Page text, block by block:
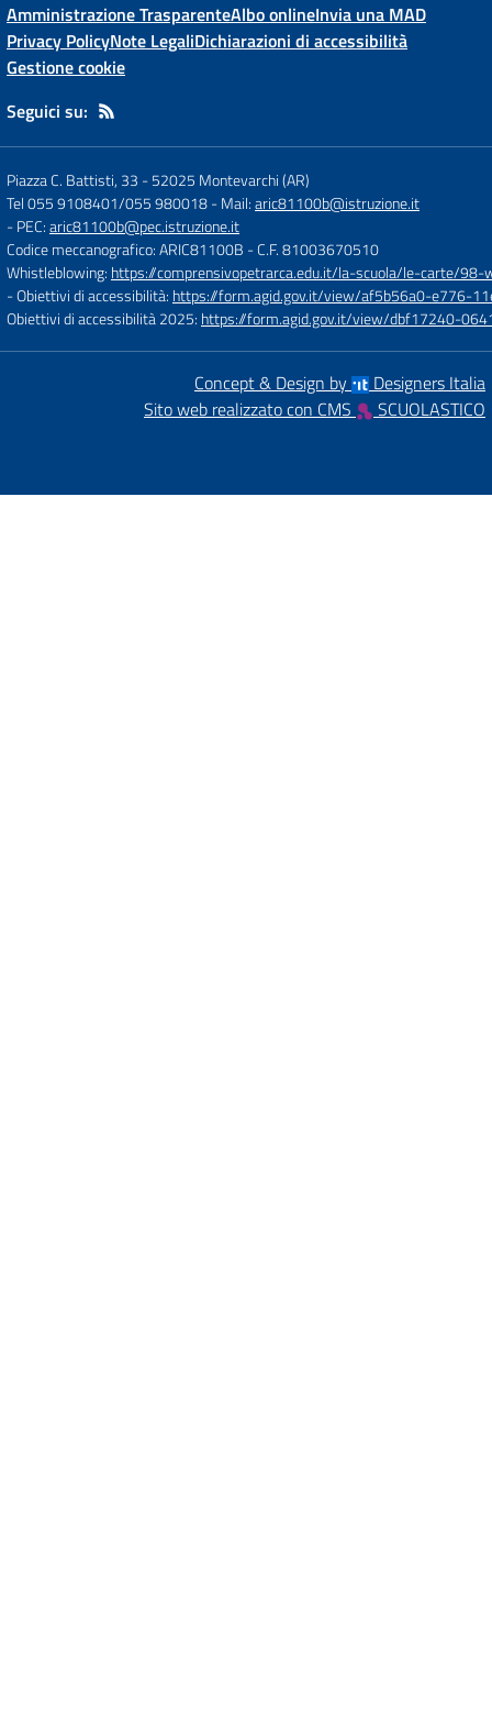
Amministrazione TrasparenteAlbo onlineInvia una MAD
Privacy PolicyNote LegaliDichiarazioni di accessibilità
Gestione cookie
Seguici su:
Piazza C. Battisti, 33 -52025 Montevarchi (AR)
Tel 055 9108401/055 980018- Mail:aric81100b@istruzione.it
- PEC:aric81100b@pec.istruzione.it
Codice meccanografico: ARIC81100B - C.F. 81003670510
Whistleblowing: https://comprensivopetrarca.edu.it/la-scuola/le-carte/98-
- Obiettivi di accessibilità: https://form.agid.gov.it/view/af5b56a0-e776-
Obiettivi di accessibilità 2025: https://form.agid.gov.it/view/dbf17240-
Concept & Design by
Designers Italia
Sito web realizzato con CMS
SCUOLASTICO